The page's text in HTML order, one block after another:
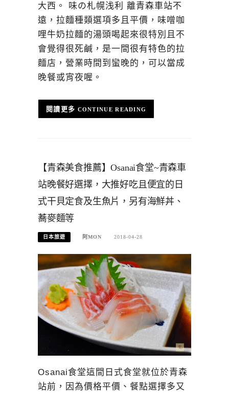
大西。 味の札幌浅利 離青森車站不
遠，拉麵種類選項多且平價，味噌咖
哩牛奶拉麵的湯頭喝起來很特別且不
會覺得很死鹹，是一間很有特色的拉
麵店，營業時間到蠻晚的，可以當成
晚餐或宵夜喔。
CONTINUE READING
【青森美食推薦】Osanai食堂~青森車
站晚餐好選擇，大推好吃且便宜的日
式干貝定食及生魚片，另有海鮮丼、
蕎麥麵等
日本旅遊 阿MON 2018-04-28
Osanai食堂這間日式食堂就位於青森
站前，因為價格平價、餐點選擇多又